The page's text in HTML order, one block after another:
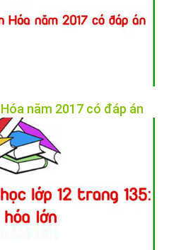
năm 2017 có đáp án